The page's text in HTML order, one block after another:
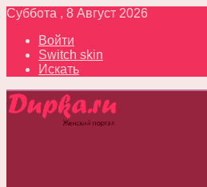
Суббота , 8 Август 2026
Войти
Switch skin
Искать